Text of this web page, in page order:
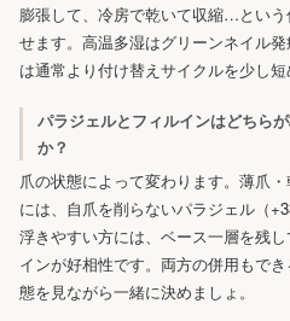
膨張して、冷房で乾いて収縮…とい
せます。高温多湿はグリーンネイル
は通常より付け替えサイクルを少し短
パラジェルとフィルインはどちら
か？
爪の状態によって変わります。薄爪
には、自爪を削らないパラジェル（
浮きやすい方には、ベース一層を残
インが好相性です。両方の併用もで
態を見ながら一緒に決めましょ。